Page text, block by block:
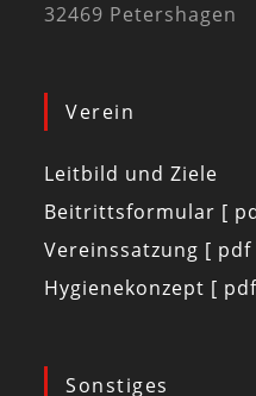
32469 Petershagen
Verein
Leitbild und Ziele
Beitrittsformular [
Vereinssatzung [ pdf
Hygienekonzept [
Sonstiges